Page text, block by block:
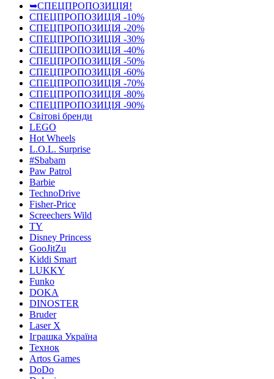
➥СПЕЦПРОПОЗИЦІЯ!
СПЕЦПРОПОЗИЦІЯ -10%
СПЕЦПРОПОЗИЦІЯ -20%
СПЕЦПРОПОЗИЦІЯ -30%
СПЕЦПРОПОЗИЦІЯ -40%
СПЕЦПРОПОЗИЦІЯ -50%
СПЕЦПРОПОЗИЦІЯ -60%
СПЕЦПРОПОЗИЦІЯ -70%
СПЕЦПРОПОЗИЦІЯ -80%
СПЕЦПРОПОЗИЦІЯ -90%
Світові бренди
LEGO
Hot Wheels
L.O.L. Surprise
#Sbabam
Paw Patrol
Barbie
TechnoDrive
Fisher-Price
Screechers Wild
TY
Disney Princess
GooJitZu
Kiddi Smart
LUKKY
Funko
DOKA
DINOSTER
Bruder
Laser X
Іграшка Україна
Технок
Artos Games
DoDo